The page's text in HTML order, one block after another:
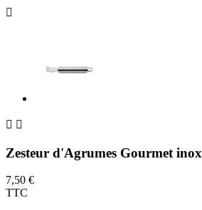

 
Zesteur d'Agrumes Gourmet inox
7,50 €
TTC